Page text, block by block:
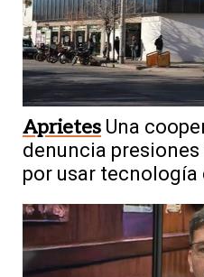
Aprietes Una
denuncia
por usar tecnología